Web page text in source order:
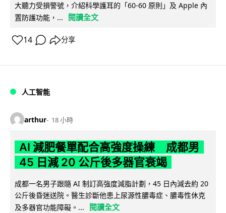
大聽力受損警號，介紹科學護耳的「60-60 原則」及 Apple 內
置防護功能，...
閱讀全文
14 分享
人工智能
arthur 18 小時
AI 減肥餐單配合高強度操練 成都男
45 日減 20 公斤後多器官衰竭
成都一名男子跟隨 AI 制訂高強度減脂計劃，45 日內減去約 20
公斤後昏迷送院。醫生診斷他患上尿源性膿毒症、膿毒性休克
及多器官功能障礙。...
閱讀全文